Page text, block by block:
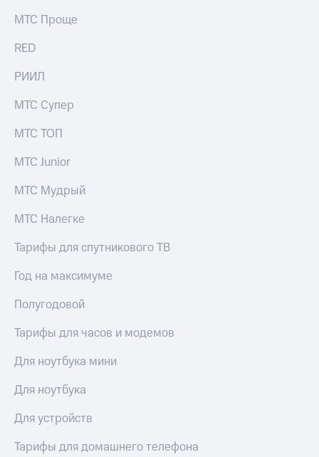
МТС Проще
RED
РИИЛ
МТС Супер
МТС ТОП
МТС Junior
МТС Мудрый
МТС Налегке
Тарифы для спутникового ТВ
Год на максимуме
Полугодовой
Тарифы для часов и модемов
Для ноутбука мини
Для ноутбука
Для устройств
Тарифы для домашнего телефона